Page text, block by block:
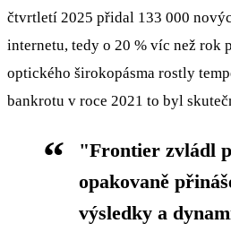
čtvrtletí 2025 přidal 133 000
internetu, tedy o 20 % víc než rok
optického širokopásma rostly
bankrotu v roce 2021 to byl
"Frontier zvládl
opakovaně
výsledky a